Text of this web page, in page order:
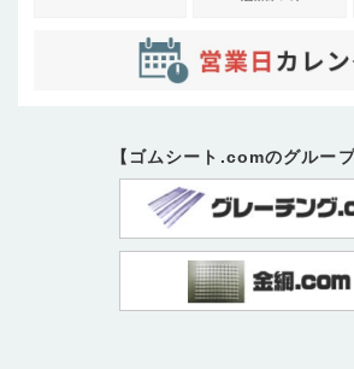
【ゴムシート.comのグループ